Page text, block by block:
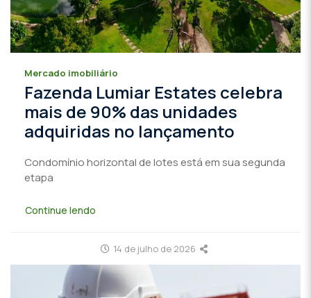
Mercado imobiliário
Fazenda Lumiar Estates celebra
mais de 90% das unidades
adquiridas no lançamento
Condomínio horizontal de lotes está em sua segunda
etapa
Continue lendo
14 de julho de 2026